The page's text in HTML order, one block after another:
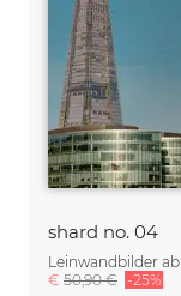
shard no. 04
Leinwandbilder ab
€ 50,90 € -25%